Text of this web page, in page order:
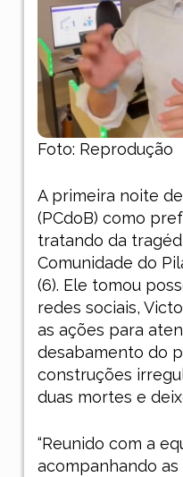
Foto: Reprodução
A primeira noite
(PCdoB) como
tratando da
Comunidade do
(6). Ele tomou
redes sociais,
as ações para
desabamento do
construções
duas mortes e
“Reunido com a
acompanhando as